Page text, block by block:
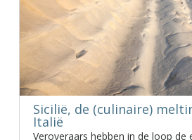
Sicilië, de (culinaire)
Italië
Veroveraars hebben in de loop de